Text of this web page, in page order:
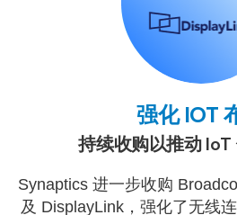
强化 IOT
持续收购以推动
Synaptics 进一步收购
及 DisplayLink，强化了无线